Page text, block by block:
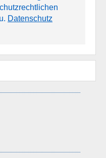
Datenschutz